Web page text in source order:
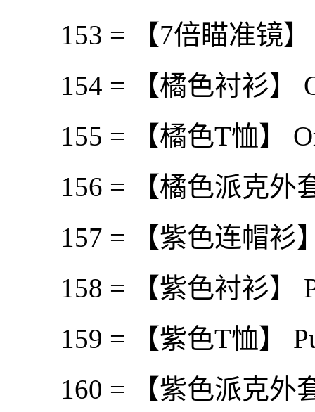
153 = 【7倍瞄准镜】
154 = 【橘色衬衫】
155 = 【橘色T恤】
156 = 【橘色派克外套
157 = 【紫色连帽衫】
158 = 【紫色衬衫】
159 = 【紫色T恤】
160 = 【紫色派克外套